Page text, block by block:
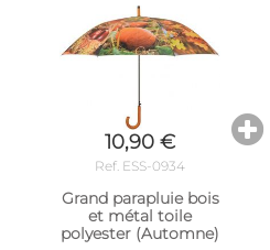
10,90 €
Ref. ESS-0934
Grand parapluie bois
et métal toile
polyester (Automne)